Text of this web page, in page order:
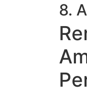
8.